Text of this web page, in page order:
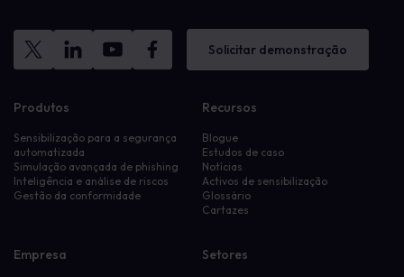
Solicitar demonstração
Produtos
Sensibilização para a segurança
automatizada
Simulação avançada de phishing
Inteligência e análise de riscos
Gestão da conformidade
Recursos
Blogue
Estudos de caso
Notícias
Activos de sensibilização
Glossário
Cartazes
Empresa Setores